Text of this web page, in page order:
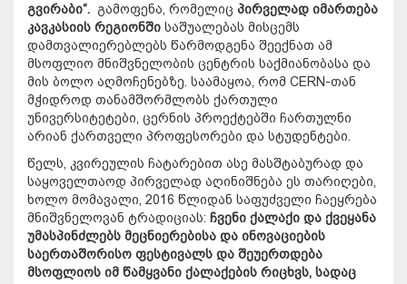
გვირაბი“. გამოფენა, რომელიც პირველად იმართება
კავკასიის რეგიონში საშუალებას მისცემს
დამთვალიერებლებს წარმოდგენა შეექნათ ამ
მსოფლიო მნიშვნელობის ცენტრის საქმიანობასა და
მის ბოლო აღმოჩენებზე. საამაყოა, რომ CERN-თან
მჭიდროდ თანამშორმლობს ქართული
უნივერსიტეტები, ცერნის პროექტებში ჩართულნი
არიან ქართველი პროფესორები და სტუდენტები.
წელს, კვირეულის ჩატარებით ასე მასშტაბურად და
საყოველთაოდ პირველად აღინიშნება ეს თარიღები,
ხოლო მომავალი, 2016 წლიდან საფუძველი ჩაეყრება
მნიშვნელოვან ტრადიციას: ჩვენი ქალაქი და ქვეყანა
უმასპინძლებს მეცნიერებისა და ინოვაციების
საერთაშორისო ფესტივალს და შეუერთდება
მსოფლიოს იმ წამყვანი ქალაქების რიცხვს, სადაც